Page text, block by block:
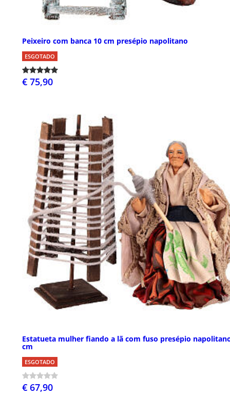
Peixeiro com banca 10 cm presépio napolitano
ESGOTADO
€ 75,90
Estatueta mulher fiando a lã com fuso presépio
cm
ESGOTADO
€ 67,90